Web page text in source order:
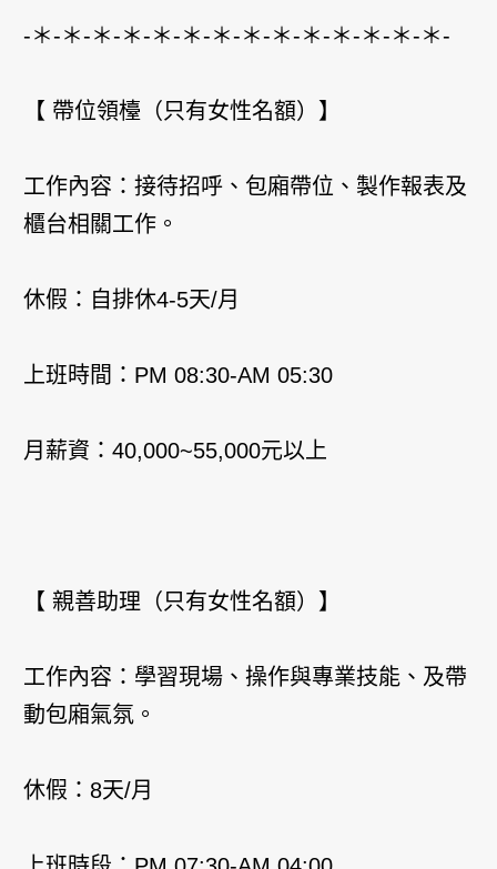
-＊-＊-＊-＊-＊-＊-＊-＊-＊-＊-＊-＊-＊-＊-
【 帶位領檯（只有女性名額）】
工作內容：接待招呼、包廂帶位、製作報表及
櫃台相關工作。
休假：自排休4-5天/月
上班時間：PM 08:30-AM 05:30
月薪資：40,000~55,000元以上
【 親善助理（只有女性名額）】
工作內容：學習現場、操作與專業技能、及帶
動包廂氣氛。
休假：8天/月